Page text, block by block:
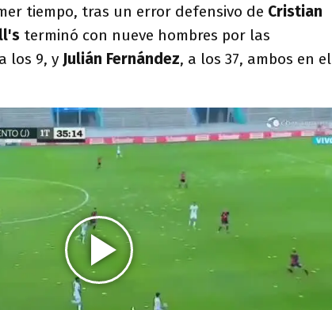
tiempo, tras un error defensivo de Cristian
terminó con nueve hombres por las
los 9, y Julián Fernández, a los 37, ambos en el